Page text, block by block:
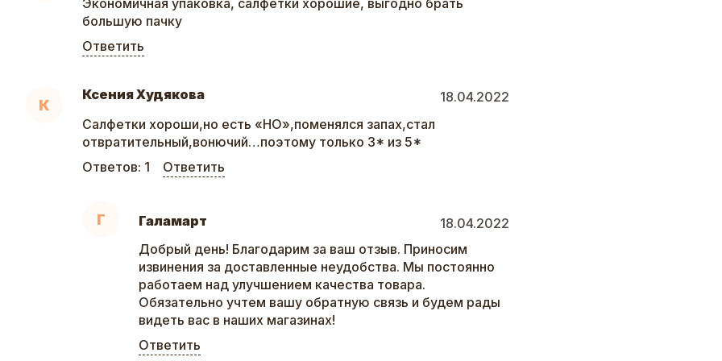
Экономичная упаковка, салфетки хорошие, выгодно брать
большую пачку
Ответить
К
Ксения Худякова
18.04.2022
Салфетки хороши,но есть «НО»,поменялся запах,стал
отвратительный,вонючий…поэтому только 3* из 5*
Ответов: 1 Ответить
Г Галамарт
18.04.2022
Добрый день! Благодарим за ваш отзыв. Приносим
извинения за доставленные неудобства. Мы постоянно
работаем над улучшением качества товара.
Обязательно учтем вашу обратную связь и будем рады
видеть вас в наших магазинах!
Ответить